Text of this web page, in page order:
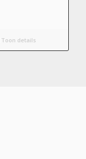
Toon details